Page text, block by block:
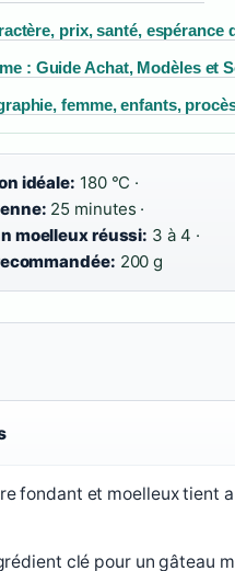
prix, santé, espérance
: Guide Achat, Modèles et
femme, enfants,
idéale: 180 °C ·
25 minutes ·
moelleux réussi: 3 à 4 ·
200 g
fondant et moelleux tient
clé pour un gâteau